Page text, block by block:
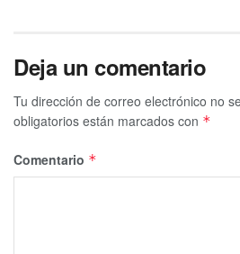
Deja un comentario
Tu dirección de correo electrónico no
obligatorios están marcados con *
Comentario *